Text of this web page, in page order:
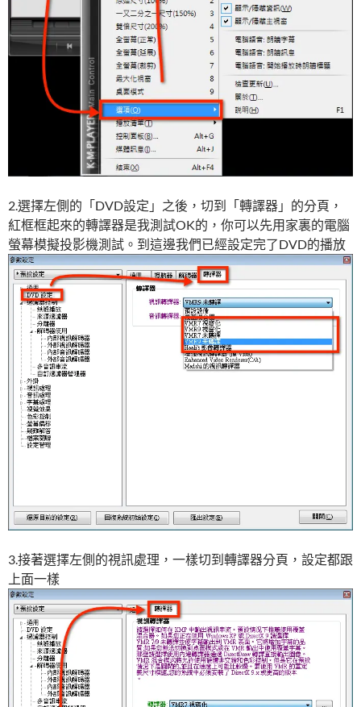
2.選擇左側的「DVD設定」之後，切到「轉譯器」的分頁，
紅框框起來的轉譯器是我測試OK的，你可以先用家裏的電腦
螢幕模擬投影機測試。到這邊我們已經設定完了DVD的播放
3.接著選擇左側的視訊處理，一樣切到轉譯器分頁，設定都跟
上面一樣